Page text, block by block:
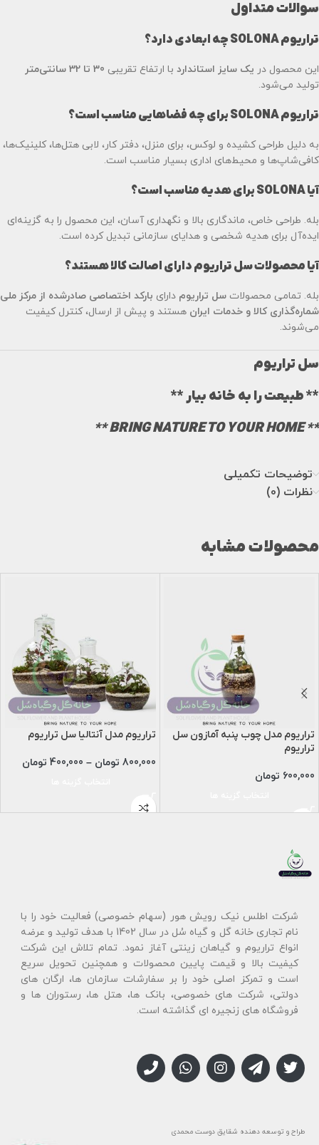
سوالات متداول
تراریوم SOLONA چه ابعادی دارد؟
این محصول در یک سایز استاندارد با ارتفاع تقریبی 30 تا 32 سانتی‌متر
تولید می‌شود.
تراریوم SOLONA برای چه فضاهایی مناسب است؟
به دلیل طراحی کشیده و لوکس، برای منزل، دفتر کار، لابی هتل‌ها، کلینیک‌ها،
کافی‌شاپ‌ها و محیط‌های اداری بسیار مناسب است.
آیا SOLONA برای هدیه مناسب است؟
بله. طراحی خاص، ماندگاری بالا و نگهداری آسان، این محصول را به گزینه‌ای
ایده‌آل برای هدیه شخصی و هدایای سازمانی تبدیل کرده است.
آیا محصولات سل تراریوم دارای اصالت کالا هستند؟
بله. تمامی محصولات سل تراریوم دارای بارکد اختصاصی صادرشده از مرکز ملی
شماره‌گذاری کالا و خدمات ایران هستند و پیش از ارسال، کنترل کیفیت
می‌شوند.
سل تراریوم
** طبیعت را به خانه بیار **
** BRING NATURE TO YOUR HOME **
توضیحات تکمیلی
نظرات (0)
محصولات مشابه
تراریوم مدل چوب پنبه آمازون سل
تراریوم
600,000 تومان
تراریوم مدل آنتالیا سل تراریوم
800,000 تومان –
400,000 تومان
شرکت اطلس نیک رویش هور (سهام خصوصی) فعالیت خود را با
نام تجاری خانه گل و گیاه سُل در سال 1402 با هدف تولید و عرضه
انواع تراریوم و گیاهان زینتی آغاز نمود. تمام تلاش این شرکت
کیفیت بالا و قیمت پایین محصولات و همچنین تحویل سریع
است و تمرکز اصلی خود را بر سفارشات سازمان ها، ارگان های
دولتی، شرکت های خصوصی، بانک ها، هتل ها، رستوران ها و
فروشگاه های زنجیره ای گذاشته است.
طراح و توسعه دهنده شقایق دوست محمدی